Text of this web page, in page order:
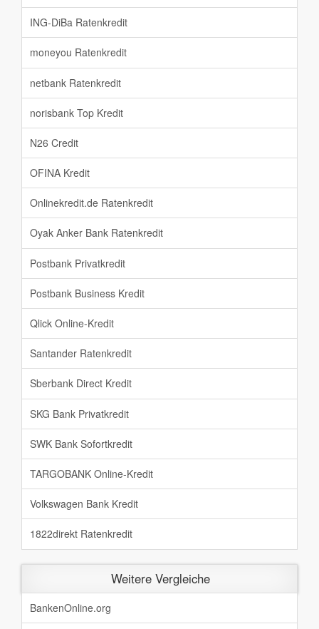
ING-DiBa Ratenkredit
moneyou Ratenkredit
netbank Ratenkredit
norisbank Top Kredit
N26 Credit
OFINA Kredit
Onlinekredit.de Ratenkredit
Oyak Anker Bank Ratenkredit
Postbank Privatkredit
Postbank Business Kredit
Qlick Online-Kredit
Santander Ratenkredit
Sberbank Direct Kredit
SKG Bank Privatkredit
SWK Bank Sofortkredit
TARGOBANK Online-Kredit
Volkswagen Bank Kredit
1822direkt Ratenkredit
Weitere Vergleiche
BankenOnline.org